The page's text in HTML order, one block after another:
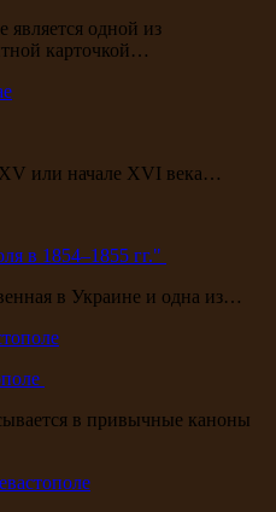
является одной из
карточкой…
или начале XVI века…
в 1854–1855 гг."
в Украине и одна из…
в привычные каноны